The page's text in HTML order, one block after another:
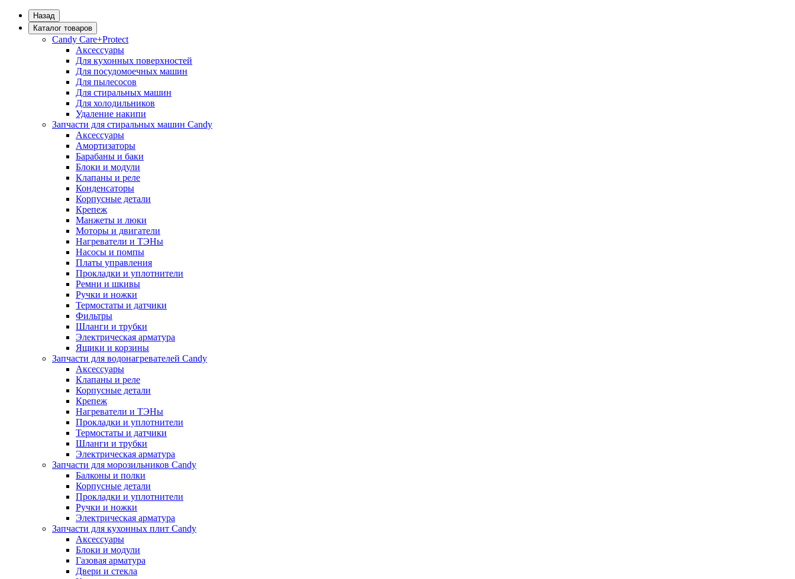
Назад
Каталог товаров
Candy Care+Protect
Аксессуары
Для кухонных поверхностей
Для посудомоечных машин
Для пылесосов
Для стиральных машин
Для холодильников
Удаление накипи
Запчасти для стиральных машин Candy
Аксессуары
Амортизаторы
Барабаны и баки
Блоки и модули
Клапаны и реле
Конденсаторы
Корпусные детали
Крепеж
Манжеты и люки
Моторы и двигатели
Нагреватели и ТЭНы
Насосы и помпы
Платы управления
Прокладки и уплотнители
Ремни и шкивы
Ручки и ножки
Термостаты и датчики
Фильтры
Шланги и трубки
Электрическая арматура
Ящики и корзины
Запчасти для водонагревателей Candy
Аксессуары
Клапаны и реле
Корпусные детали
Крепеж
Нагреватели и ТЭНы
Прокладки и уплотнители
Термостаты и датчики
Шланги и трубки
Электрическая арматура
Запчасти для морозильников Candy
Балконы и полки
Корпусные детали
Прокладки и уплотнители
Ручки и ножки
Электрическая арматура
Запчасти для кухонных плит Candy
Аксессуары
Блоки и модули
Газовая арматура
Двери и стекла